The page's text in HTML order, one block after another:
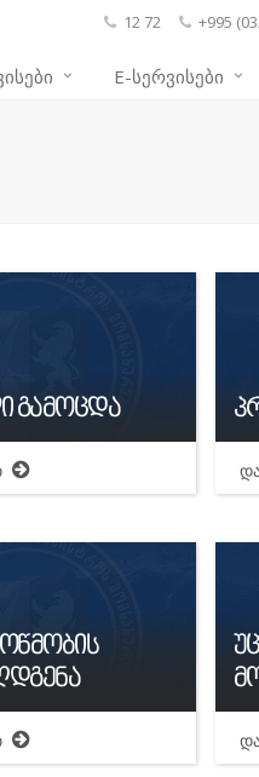
12 72 +995
E-ᲡᲔᲠᲕᲘᲡᲔᲑᲘ
გამოცდა